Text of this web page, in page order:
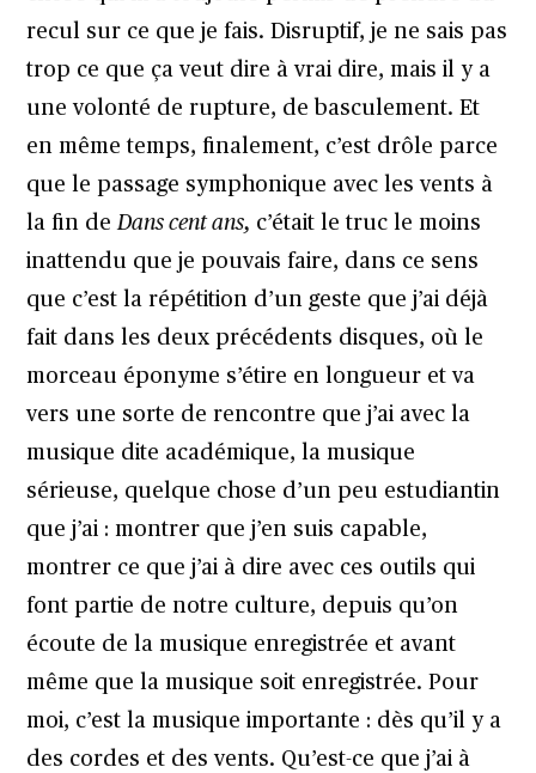
recul sur ce que je fais. Disruptif, je ne sais pas
trop ce que ça veut dire à vrai dire, mais il y a
une volonté de rupture, de basculement. Et
en même temps, finalement, c’est drôle parce
que le passage symphonique avec les vents à
la fin deDans cent ans, c’était le truc le moins
inattendu que je pouvais faire, dans ce sens
que c’est la répétition d’un geste que j’ai déjà
fait dans les deux précédents disques, où le
morceau éponyme s’étire en longueur et va
vers une sorte de rencontre que j’ai avec la
musique dite académique, la musique
sérieuse, quelque chose d’un peu estudiantin
que j’ai : montrer que j’en suis capable,
montrer ce que j’ai à dire avec ces outils qui
font partie de notre culture, depuis qu’on
écoute de la musique enregistrée et avant
même que la musique soit enregistrée. Pour
moi, c’est la musique importante : dès qu’il y a
des cordes et des vents. Qu’est-ce que j’ai à